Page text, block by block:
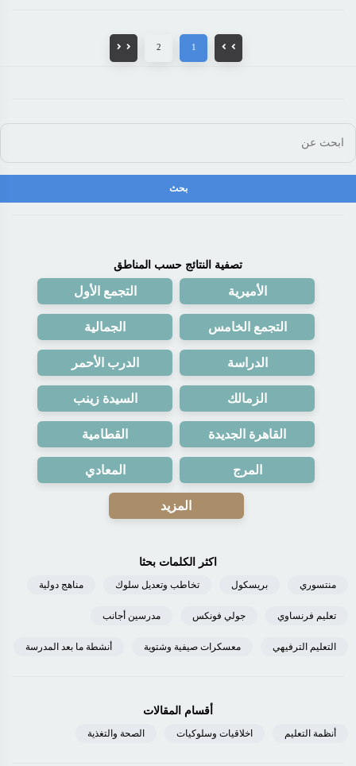
1
2
تصفية النتائج حسب المناطق
الأميرية التجمع الأول
التجمع الخامس الجمالية
الدراسة الدرب الأحمر
الزمالك السيدة زينب
القاهرة الجديدة القطامية
المرج المعادي
المزيد
اكثر الكلمات بحثا
منتسوري بريسكول تخاطب وتعديل سلوك مناهج دولية
تعليم فرنساوي جولي فونكس مدرسين أجانب
التعليم الترفيهي معسكرات صيفية وشتوية أنشطة ما بعد المدرسة
أقسام المقالات
أنظمة التعليم اخلاقيات وسلوكيات الصحة والتغذية